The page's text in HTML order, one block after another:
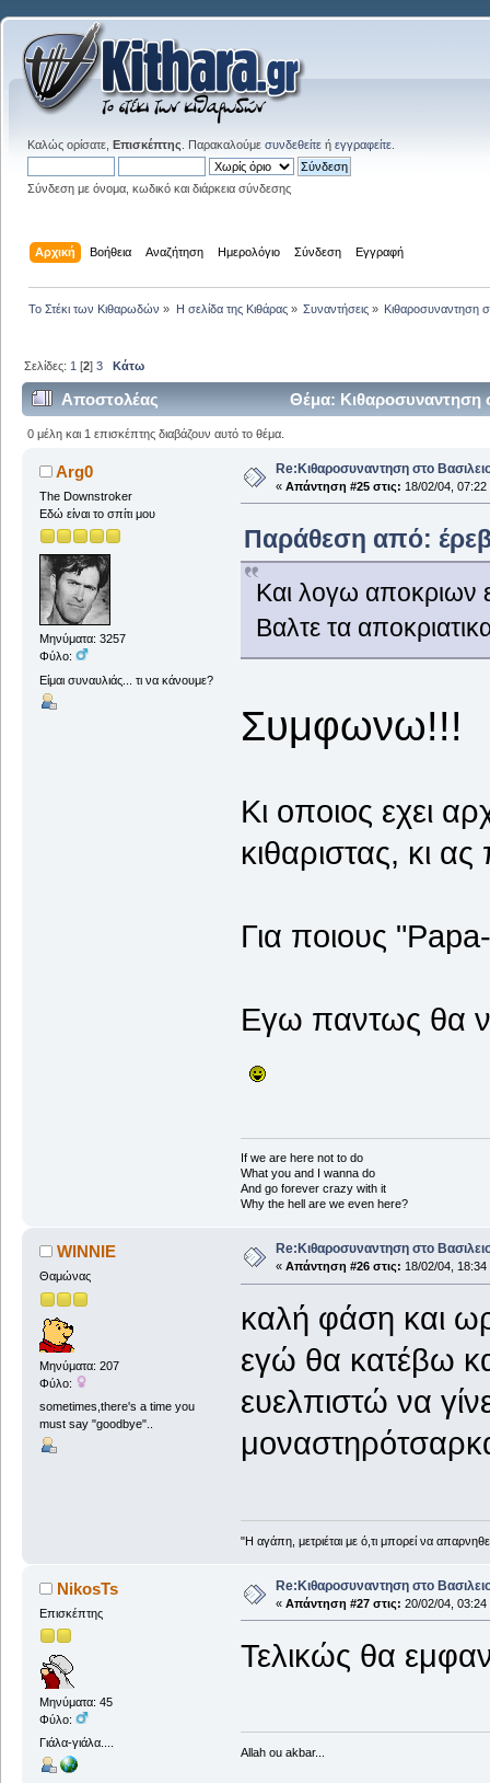
Καλώς ορίσατε, Επισκέπτης . Παρακαλούμε συνδεθείτε ή εγγραφείτε
Σύνδεση με όνομα, κωδικό και διάρκεια σύνδεσης
Αρχική Βοήθεια Αναζήτηση Ημερολόγιο Σύνδεση Εγγραφή
Το Στέκι των Κιθαρωδών » Η σελίδα της Κιθάρας» Συναντήσεις» Κιθαροσυναντηση
Σελίδες: 1 [2]3 Κάτω
Αποστολέας Θέμα: Κιθαροσυναντηση
0 μέλη και 1 επισκέπτης διαβάζουν αυτό το θέμα.
Arg0
The Downstroker
Εδώ είναι το σπίτι μου
Μηνύματα: 3257
Φύλο:
Είμαι συναυλιάς... τι να κάνουμε?
Re:Κιθαροσυναντηση στο
« Απάντηση #25 στις: 18/02/04, 07:22
Παράθεση από:
Και λογω αποκριων
Βαλτε τα
Συμφωνω!!!
Κι οποιος εχει
κιθαριστας, κι
Για ποιους
Εγω παντως θα
If we are here not to do
What you and I wanna do
And go forever crazy with it
Why the hell are we even here?
WINNIE
Θαμώνας
Μηνύματα: 207
Φύλο:
sometimes,there's a time you
must say "goodbye"..
Re:Κιθαροσυναντηση στο
« Απάντηση #26 στις: 18/02/04, 18:34
καλή φάση και
εγώ θα κατέβω
ευελπιστώ να
"Η αγάπη, μετριέται με ό,τι μπορεί να
NikosTs
Επισκέπτης
Μηνύματα: 45
Φύλο:
Γιάλα-γιάλα....
Re:Κιθαροσυναντηση στο
« Απάντηση #27 στις: 20/02/04, 03:24
Τελικώς θα
Allah ou akbar...